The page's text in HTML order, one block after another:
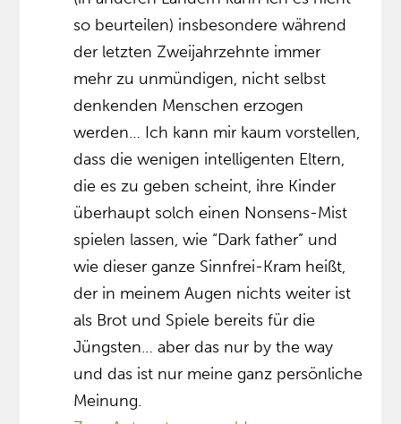
so beurteilen) insbesondere während
der letzten Zweijahrzehnte immer
mehr zu unmündigen, nicht selbst
denkenden Menschen erzogen
werden… Ich kann mir kaum vorstellen,
dass die wenigen intelligenten Eltern,
die es zu geben scheint, ihre Kinder
überhaupt solch einen Nonsens-Mist
spielen lassen, wie “Dark father” und
wie dieser ganze Sinnfrei-Kram heißt,
der in meinem Augen nichts weiter ist
als Brot und Spiele bereits für die
Jüngsten… aber das nur by the way
und das ist nur meine ganz persönliche
Meinung.